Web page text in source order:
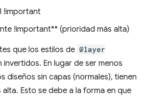
!important
!important** (prioridad más alta)
que los estilos de @layer
invertidos. En lugar de ser menos
diseños sin capas (normales), tienen
Esto se debe a la forma en que